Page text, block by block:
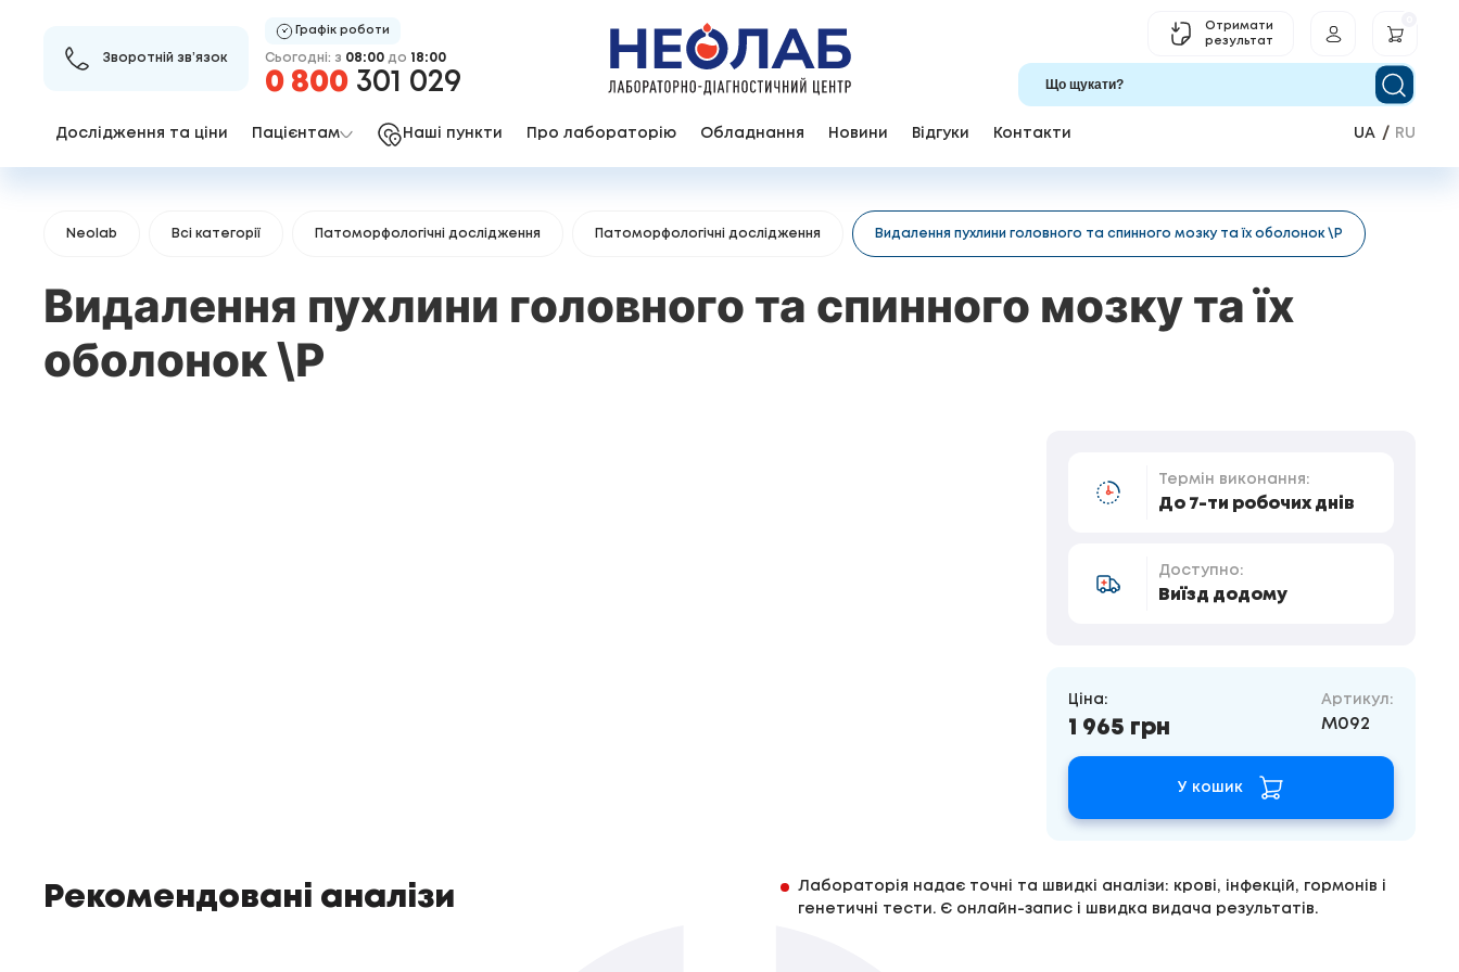
Зворотній зв’язок
Графік роботи
Сьогодні: з 08:00 до 18:00
0 800 301 029
Отримати
результат
Дослідження та ціни Пацієнтам Наші пункти Про лабораторію Обладнання Новини Відгуки Контакти UA RU
Neolab Всі категорії Патоморфологічні дослідження Патоморфологічні дослідження Видалення пухлини головного та спинного мозку та їх оболонок \Р
Видалення пухлини головного та спинного мозку та їх
оболонок \Р
Термін виконання:
До 7-ти робочих днів
Доступно:
Виїзд додому
Ціна:
1 965 грн
Артикул:
M092
У кошик
Рекомендовані аналізи
Лабораторія надає точні та швидкі аналізи: крові, інфекцій, гормонів і
генетичні тести. Є онлайн-запис і швидка видача результатів.